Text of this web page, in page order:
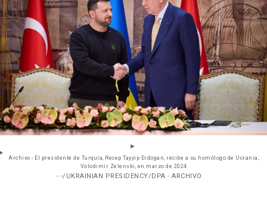
Archivo - El presidente de Turquía, Recep Tayyip Erdogan, recibe a su homólogo de Ucrania,
Volodimir Zelenski, en marzo de 2024
- -/UKRAINIAN PRESIDENCY/DPA - ARCHIVO